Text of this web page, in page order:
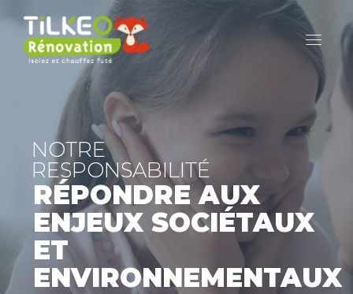
RÉPONDRE AUX
ENJEUX SOCIÉTAUX
ET
ENVIRONNEMENTAUX
NOTRE
RESPONSABILITÉ